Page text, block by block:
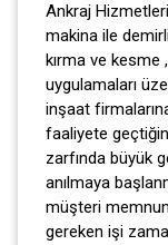
Ankraj
makina ile
kırma ve
uygulamaları
inşaat
faaliyete
zarfında büyük
anılmaya
müşteri
gereken işi